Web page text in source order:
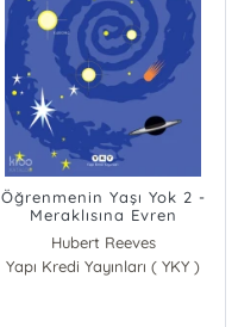
Öğrenmenin Yaşı Yok 2 -
Meraklısına Evren
Hubert Reeves
Yapı Kredi Yayınları ( YKY )